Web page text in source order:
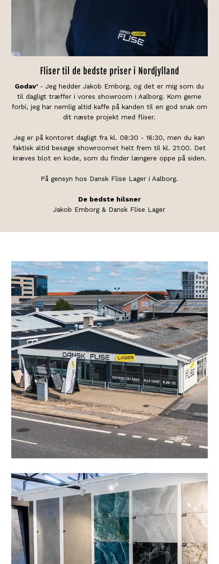
Fliser til de bedste priser i Nordjylland
Godav' - Jeg hedder Jakob Emborg, og det er mig som du
til dagligt træffer i vores showroom i Aalborg. Kom gerne
forbi, jeg har nemlig altid kaffe på kanden til en god snak om
dit næste projekt med fliser.
Jeg er på kontoret dagligt fra kl. 08:30 - 16:30, men du kan
faktisk altid besøge showroomet helt frem til kl. 21:00. Det
kræves blot en kode, som du finder længere oppe på siden.
På gensyn hos Dansk Flise Lager i Aalborg.
De bedste hilsner
Jakob Emborg & Dansk Flise Lager